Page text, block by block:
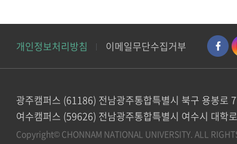
개인정보처리방침 이메일무단수집거부
광주캠퍼스 (61186) 전남광주통합특별시 북구 용봉로
여수캠퍼스 (59626) 전남광주통합특별시 여수시 대학
Copyright© CHONNAM NATIONAL UNIVERSITY. ALL